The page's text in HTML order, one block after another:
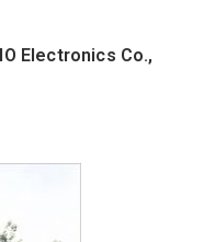
Electronics Co.,